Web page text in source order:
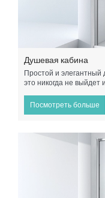
Душевая кабина
Простой и элегантный
это никогда не выйдет
Посмотреть больше